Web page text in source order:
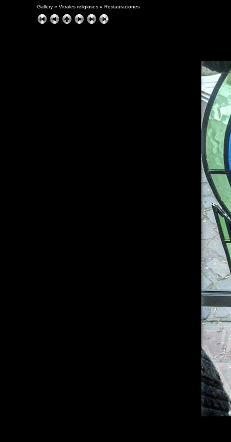
Gallery » Vitrales religiosos » Restauraciones